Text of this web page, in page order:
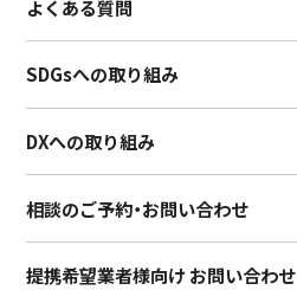
よくある質問
SDGsへの取り組み
DXへの取り組み
相談のご予約・お問い合わせ
提携希望業者様向け お問い合わせ